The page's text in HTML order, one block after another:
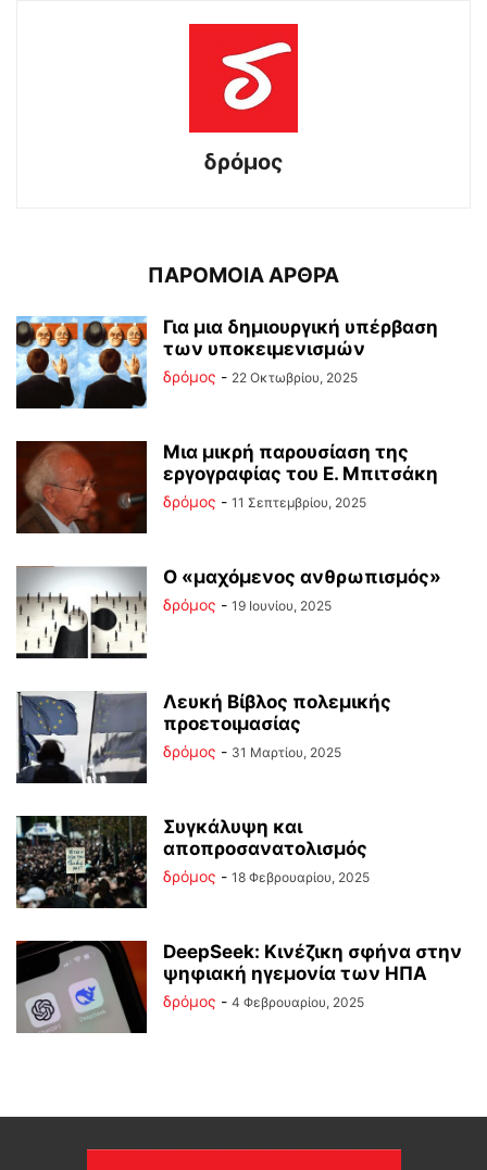
δρόμος
ΠΑΡΟΜΟΙΑ ΑΡΘΡΑ
Για μια δημιουργική υπέρβαση
των υποκειμενισμών
δρόμος - 22 Οκτωβρίου, 2025
Μια μικρή παρουσίαση της
εργογραφίας του Ε. Μπιτσάκη
δρόμος - 11 Σεπτεμβρίου, 2025
Ο «μαχόμενος ανθρωπισμός»
δρόμος - 19 Ιουνίου, 2025
Λευκή Βίβλος πολεμικής
προετοιμασίας
δρόμος - 31 Μαρτίου, 2025
Συγκάλυψη και
αποπροσανατολισμός
δρόμος - 18 Φεβρουαρίου, 2025
DeepSeek: Κινέζικη σφήνα στην
ψηφιακή ηγεμονία των ΗΠΑ
δρόμος - 4 Φεβρουαρίου, 2025